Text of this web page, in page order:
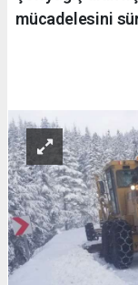
mücadelesini